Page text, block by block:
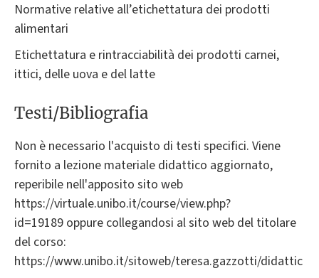
Normative relative all’etichettatura dei prodotti
alimentari
Etichettatura e rintracciabilità dei prodotti carnei,
ittici, delle uova e del latte
Testi/Bibliografia
Non è necessario l'acquisto di testi specifici. Viene
fornito a lezione materiale didattico aggiornato,
reperibile nell'apposito sito web
https://virtuale.unibo.it/course/view.php?
id=19189 oppure collegandosi al sito web del titolare
del corso:
https://www.unibo.it/sitoweb/teresa.gazzotti/didattic